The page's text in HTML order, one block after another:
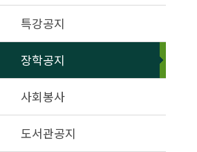
특강공지
장학공지
사회봉사
도서관공지